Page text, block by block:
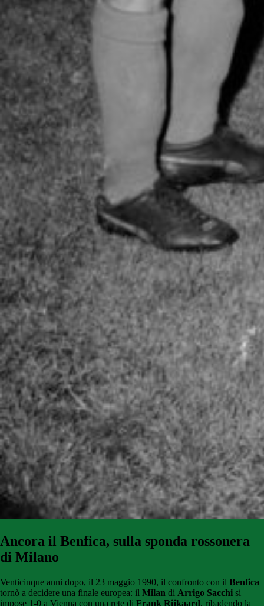
Ancora il Benfica, sulla sponda rossonera
di Milano
Venticinque anni dopo, il 23 maggio 1990, il confronto con il Benfica
tornò a decidere una finale europea: il Milan di Arrigo Sacchi si
impose 1-0 a Vienna con una rete di Frank Rijkaard, ribadendo la